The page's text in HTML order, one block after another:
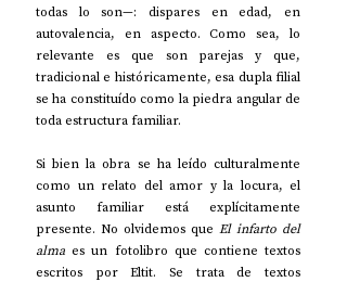
todas lo son—: dispares en edad, en
autovalencia, en aspecto. Como sea, lo
relevante es que son parejas y que,
tradicional e históricamente, esa dupla filial
se ha constituído como la piedra angular de
toda estructura familiar.
Si bien la obra se ha leído culturalmente
como un relato del amor y la locura, el
asunto familiar está explícitamente
presente. No olvidemos que El infarto del
alma es un fotolibro que contiene textos
escritos por Eltit. Se trata de textos